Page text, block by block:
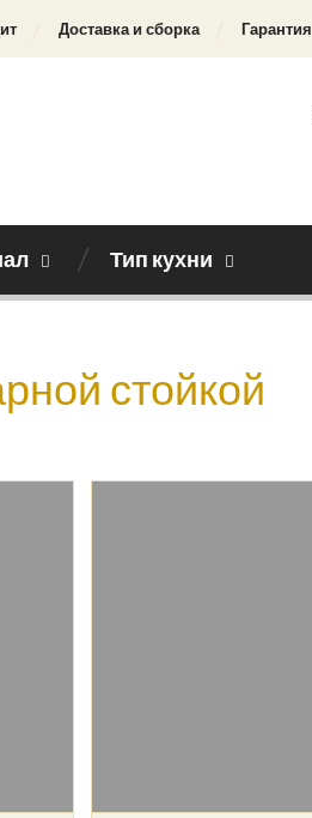
Доставка и сборка Гарантия
Тип кухни
стойкой